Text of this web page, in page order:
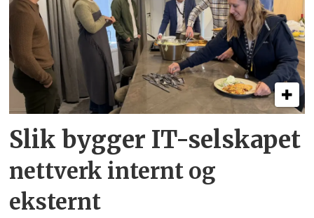
Slik bygger IT-selskapet
nettverk internt og
eksternt